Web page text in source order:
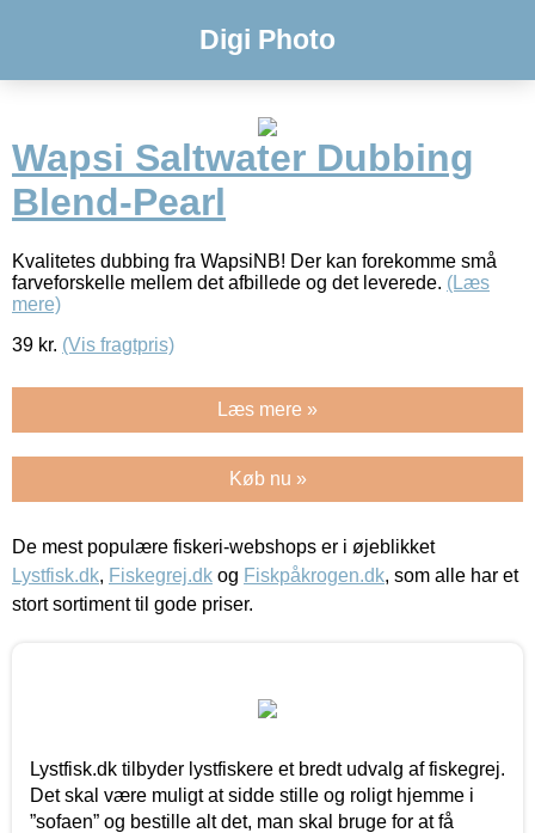
Digi Photo
Wapsi Saltwater Dubbing
Blend-Pearl
Kvalitetes dubbing fra WapsiNB! Der kan forekomme små
farveforskelle mellem det afbillede og det leverede. (Læs
mere)
39 kr. (Vis fragtpris)
Læs mere »
Køb nu »
De mest populære fiskeri-webshops er i øjeblikket
Lystfisk.dk, Fiskegrej.dk og Fiskpåkrogen.dk, som alle har et
stort sortiment til gode priser.
Lystfisk.dk tilbyder lystfiskere et bredt udvalg af fiskegrej.
Det skal være muligt at sidde stille og roligt hjemme i
”sofaen” og bestille alt det, man skal bruge for at få